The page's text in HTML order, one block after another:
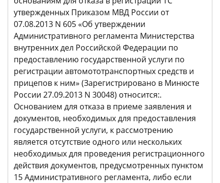
утвержденных Приказом МВД России от
07.08.2013 N 605 «Об утверждении
Административного регламента Министерства
внутренних дел Российской Федерации по
предоставлению государственной услуги по
регистрации автомототранспортных средств и
прицепов к ним» (Зарегистрировано в Минюсте
России 27.09.2013 N 30048) относится:.
Основанием для отказа в приеме заявления и
документов, необходимых для предоставления
государственной услуги, к рассмотрению
является отсутствие одного или нескольких
необходимых для проведения регистрационного
действия документов, предусмотренных пунктом
15 Административного регламента, либо если